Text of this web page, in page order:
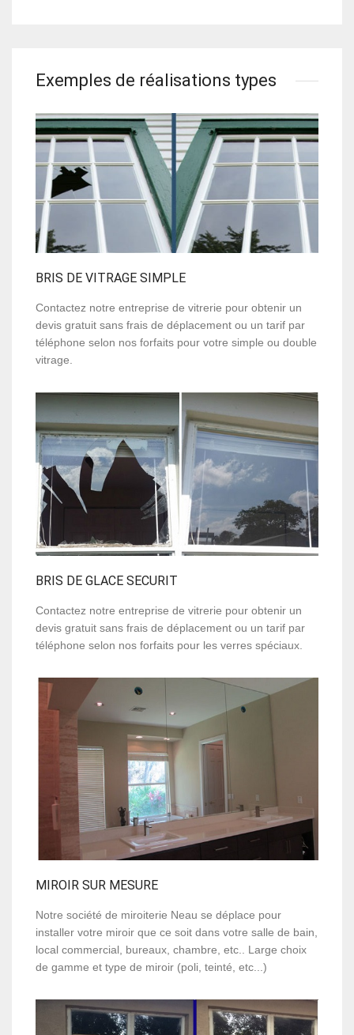
Exemples de réalisations types
BRIS DE VITRAGE SIMPLE
Contactez notre entreprise de vitrerie pour obtenir un
devis gratuit sans frais de déplacement ou un tarif par
téléphone selon nos forfaits pour votre simple ou double
vitrage.
BRIS DE GLACE SECURIT
Contactez notre entreprise de vitrerie pour obtenir un
devis gratuit sans frais de déplacement ou un tarif par
téléphone selon nos forfaits pour les verres spéciaux.
MIROIR SUR MESURE
Notre société de miroiterie Neau se déplace pour
installer votre miroir que ce soit dans votre salle de bain,
local commercial, bureaux, chambre, etc.. Large choix
de gamme et type de miroir (poli, teinté, etc...)